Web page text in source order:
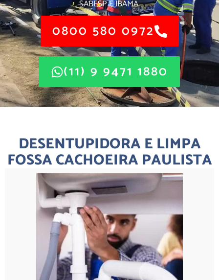
SABESP E IBAMA.
0800 580 0972
(11) 9 9471 1880
DESENTUPIDORA E LIMPA
FOSSA CACHOEIRA PAULISTA